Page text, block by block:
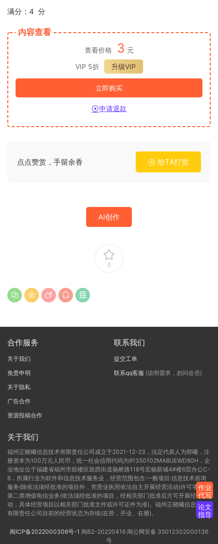
满分：4 分
内容查看
查看价格 3 元
VIP 5折
升级VIP
立即购买
申请退款
点点赞赏，手留余香 给TA打赏
AI创作
0
合作服务
关于我们
免责申明
关于隐私
广告合作
资源投稿合作
联系我们
提交工单
联系qq客服 (说明需求，勿问在否)
关于我们
福州正晓曦信息技术有限责任公司成立于2021-12-23，法定代表人为郑曦，注
册资本为100万元人民币，统一社会信用代码为91350102MA8UEWD80H，企
业地址位于福建省福州市鼓楼区鼓西街道杨桥路118号宏杨新城4#楼6层办公C-
6，所属行业为软件和信息技术服务业，经营范围包含:一般项目:信息技术咨询
服务(除依法须经批准的项目外，凭营业执照依法自主开展经营活动)许可项目:
第二类增值电信业务(依法须经批准的项目，经相关部门批准后方可开展经营活
动，具体经营项目以相关部门批准文件或许可证件为准)。福州正晓曦信息技术
有限责任公司目前的经营状态为存续(在营，开业、在册)。
闽ICP备2022000306号-1 闽B2-20220416 闽公网安备 35012302000136
号
作业
代写
论文
指导